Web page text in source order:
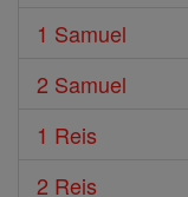
1 Samuel
2 Samuel
1 Reis
2 Reis